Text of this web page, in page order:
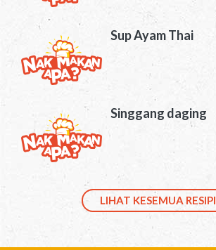
Sup Ayam Thai
Singgang daging
LIHAT KESEMUA RESIPI